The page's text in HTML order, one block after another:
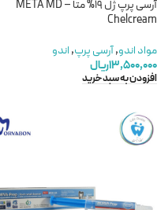
آرسی پرپ ژل 19% متا – META MD
Chelcream
مواد اندو,آرسی پرپ,اندو
۱۳,۵۰۰,۰۰۰ریال
افزودن به سبد خرید